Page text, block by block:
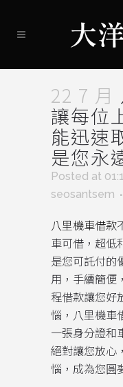
22 7 月
讓每位
能迅速
是您永
Posted at
seosantsem
八里機車借款
車可借，超低
是您可託付的
用，手續簡便
程借款讓您好
惱，八里機車
一張身分證和
絕對讓您放心
惱，成為您圓